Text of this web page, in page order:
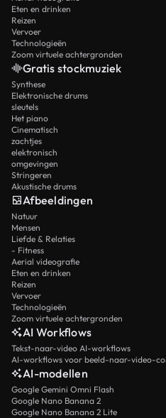
Eten en drinken
Reizen
Vervoer
Technologieën
Zoom virtuele achtergronden
Gratis stockmuziek
Synthese
Elektronische drums
sleutels
Het piano
Cinematisch
zachtjes
elektronisch
omgevingen
Stringeren
Akustische drums
Afbeeldingen
Natuur
Mensen
Liefde & Relaties
- Fitness
Aerial videografie
Eten en drinken
Reizen
Vervoer
Technologieën
Zoom virtuele achtergronden
AI Workflows
Tekst-naar-video AI-workflows
AI-workflows voor beeld-naar-video-
AI-modellen
Google Gemini Omni Flash
Google Nano Banana 2
Google Nano Banana 2 Lite